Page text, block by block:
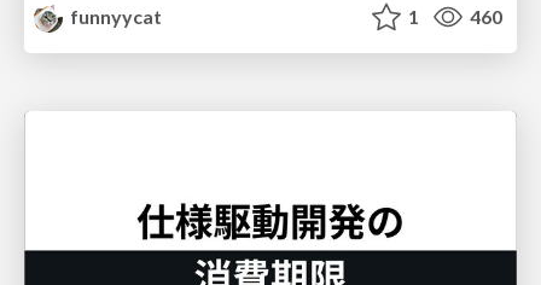
funnyycat
1 460